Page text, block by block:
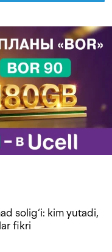
solig‘i: kim yutadi,
fikri